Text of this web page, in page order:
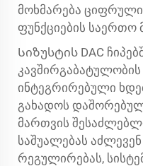
მოხმარება
ფუნქციების საერთო
Სიზუსტის DAC
კავშირგაბატულობის
ინტეგრირებული
გახადოს
მართვის
საშუალებას
რეგულირებას,